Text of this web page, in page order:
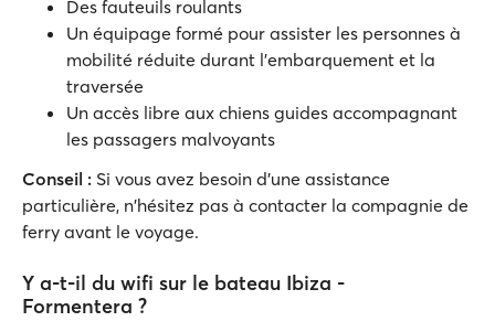
Des fauteuils roulants
Un équipage formé pour assister les personnes à
mobilité réduite durant l'embarquement et la
traversée
Un accès libre aux chiens guides accompagnant
les passagers malvoyants
Conseil : Si vous avez besoin d'une assistance
particulière, n'hésitez pas à contacter la compagnie de
ferry avant le voyage.
Y a-t-il du wifi sur le bateau Ibiza -
Formentera ?